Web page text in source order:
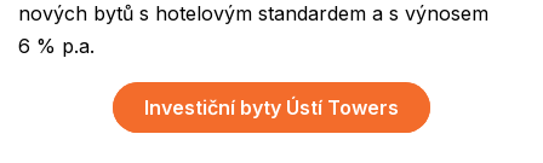
nových bytů s hotelovým standardem a s výnosem
6 % p.a.
Investiční byty Ústí Towers